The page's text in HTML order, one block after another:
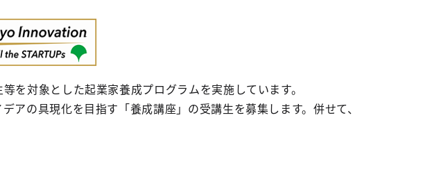
を対象とした起業家養成プログラムを実施しています。
の具現化を目指す「養成講座」の受講生を募集します。併せて、